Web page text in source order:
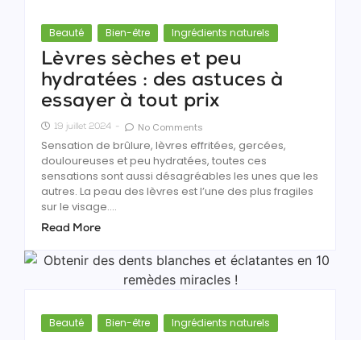
Beauté Bien-être Ingrédients naturels
Lèvres sèches et peu
hydratées : des astuces à
essayer à tout prix
19 juillet 2024 - No Comments
Sensation de brûlure, lèvres effritées, gercées,
douloureuses et peu hydratées, toutes ces
sensations sont aussi désagréables les unes que les
autres. La peau des lèvres est l’une des plus fragiles
sur le visage....
Read More
Beauté Bien-être Ingrédients naturels